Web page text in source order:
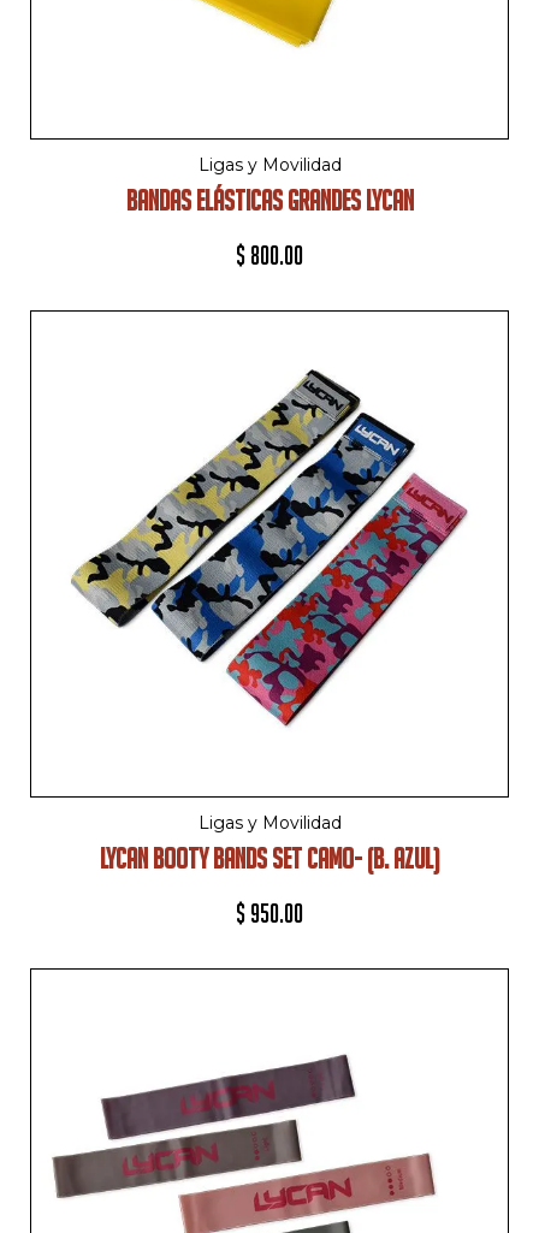
Ligas y Movilidad
BANDAS ELÁSTICAS GRANDES LYCAN
$ 800.00
Ligas y Movilidad
LYCAN BOOTY BANDS SET CAMO- (B. AZUL)
$ 950.00